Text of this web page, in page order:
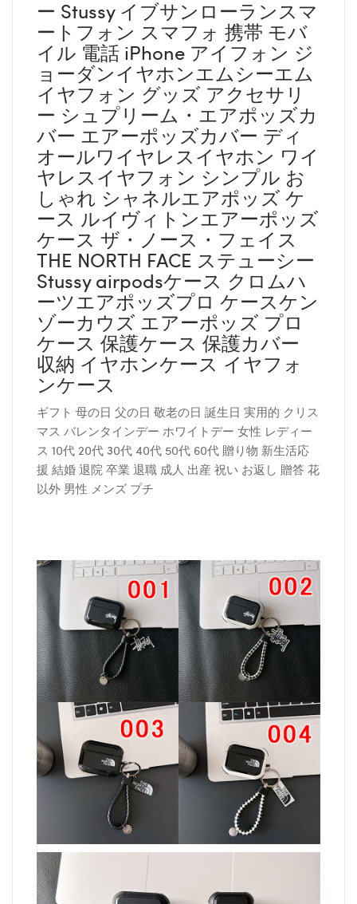
ー Stussy イブサンローランスマ
ートフォン スマフォ 携帯 モバ
イル 電話 iPhone アイフォン ジ
ョーダンイヤホンエムシーエム
イヤフォン グッズ アクセサリ
ー シュプリーム・エアポッズカ
バー エアーポッズカバー ディ
オールワイヤレスイヤホン ワイ
ヤレスイヤフォン シンプル お
しゃれ シャネルエアポッズ ケ
ース ルイヴィトンエアーポッズ
ケース ザ・ノース・フェイス
THE NORTH FACE ステューシー
Stussy airpodsケース クロムハ
ーツエアポッズプロ ケースケン
ゾーカウズ エアーポッズ プロ
ケース 保護ケース 保護カバー
収納 イヤホンケース イヤフォ
ンケース
ギフト 母の日 父の日 敬老の日 誕生日 実用的 クリス
マス バレンタインデー ホワイトデー 女性 レディー
ス 10代 20代 30代 40代 50代 60代 贈り物 新生活応
援 結婚 退院 卒業 退職 成人 出産 祝い お返し 贈答 花
以外 男性 メンズ プチ